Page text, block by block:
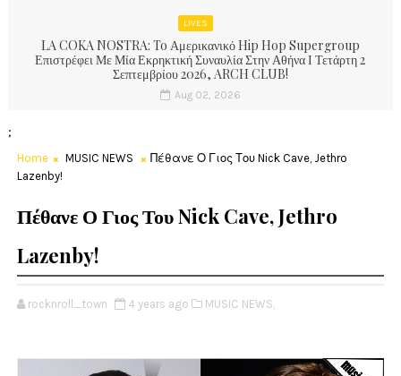
LIVES
LA COKA NOSTRA: To Αμερικανικό Hip Hop Supergroup
Επιστρέφει Με Μία Εκρηκτική Συναυλία Στην Αθήνα Ι Τετάρτη 2
Σεπτεμβρίου 2026, ARCH CLUB!
Aug 02, 2026
;
Home MUSIC NEWS
Πέθανε Ο Γιος Του Nick Cave, Jethro
Lazenby!
Πέθανε Ο Γιος Του Nick Cave, Jethro
Lazenby!
rocknroll_town 4 years ago MUSIC NEWS,